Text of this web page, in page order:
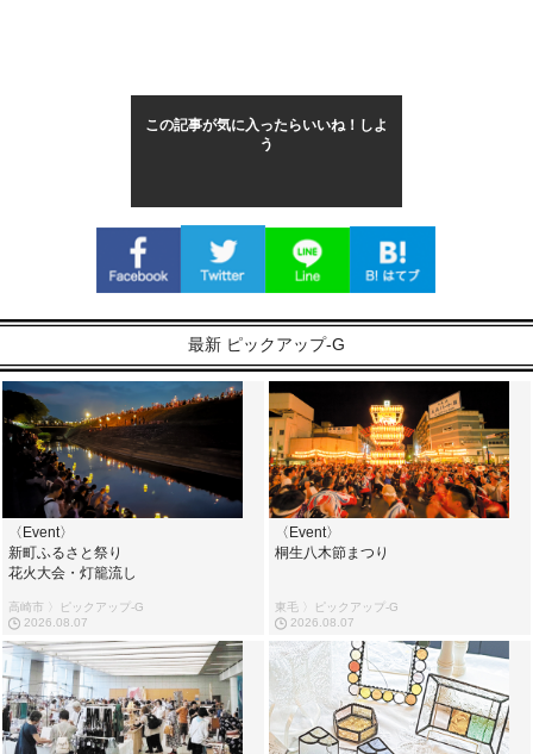
この記事が気に入ったらいいね！しよ
う
最新 ピックアップ-G
〈Event〉
新町ふるさと祭り
花火大会・灯籠流し
高崎市 〉ピックアップ-G
2026.08.07
〈Event〉
桐生八木節まつり
東毛 〉ピックアップ-G
2026.08.07